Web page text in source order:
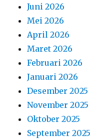
Juni 2026
Mei 2026
April 2026
Maret 2026
Februari 2026
Januari 2026
Desember 2025
November 2025
Oktober 2025
September 2025